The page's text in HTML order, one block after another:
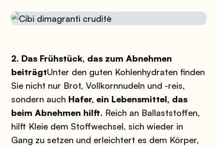
2. Das Frühstück, das zum Abnehmen
beiträgtUnter den guten Kohlenhydraten finden
Sie nicht nur Brot, Vollkornnudeln und -reis,
sondern auch Hafer, ein Lebensmittel, das
beim Abnehmen hilft. Reich an Ballaststoffen,
hilft Kleie dem Stoffwechsel, sich wieder in
Gang zu setzen und erleichtert es dem Körper,